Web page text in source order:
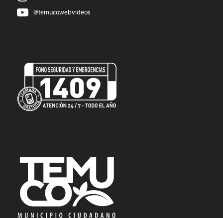
@temucowebvideos